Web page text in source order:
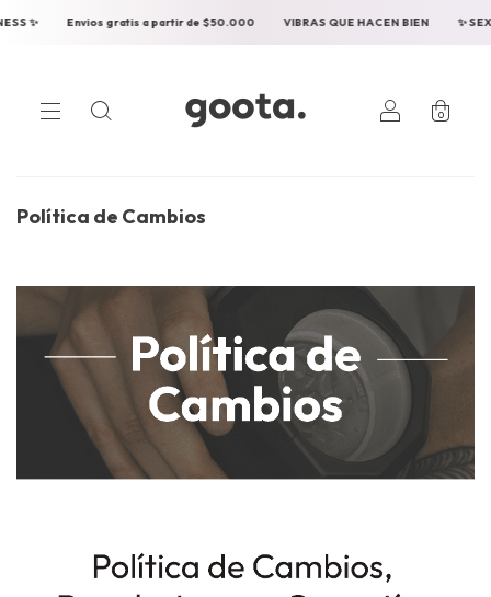
gratis a partir de $50.000 VIBRAS QUE HACEN BIEN ✨ SEXUAL
0
Política de Cambios